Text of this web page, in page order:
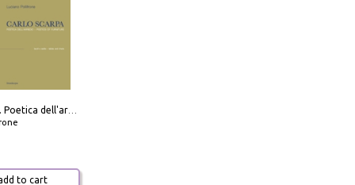
to cart